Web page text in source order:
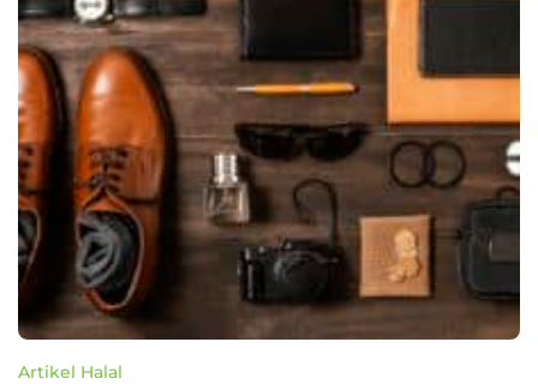
Artikel Halal